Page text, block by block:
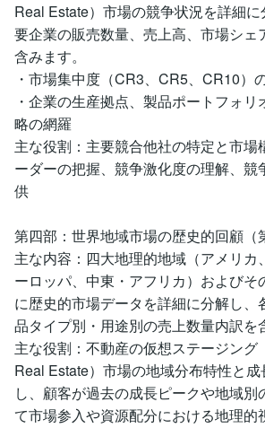
Real Estate）市場の競争状況を詳細
要企業の販売数量、売上高、市場シェ
含みます。
・市場集中度（CR3、CR5、CR10）
・企業の生産拠点、製品ポートフォ
略の網羅
主な役割：主要競合他社の特定と市場
ーダーの把握、競争激化度の理解、競
供
第四部：世界地域市場の歴史的回顧（
主な内容：四大地理的地域（アメリカ
ーロッパ、中東・アフリカ）およびそ
に歴史的市場データを詳細に分解し、
品タイプ別・用途別の売上数量内訳を
主な役割：不動産の仮想ステージング
Real Estate）市場の地域分布特性と
し、顧客が過去の成長ピークや地域別
て市場参入や資源配分における地理的